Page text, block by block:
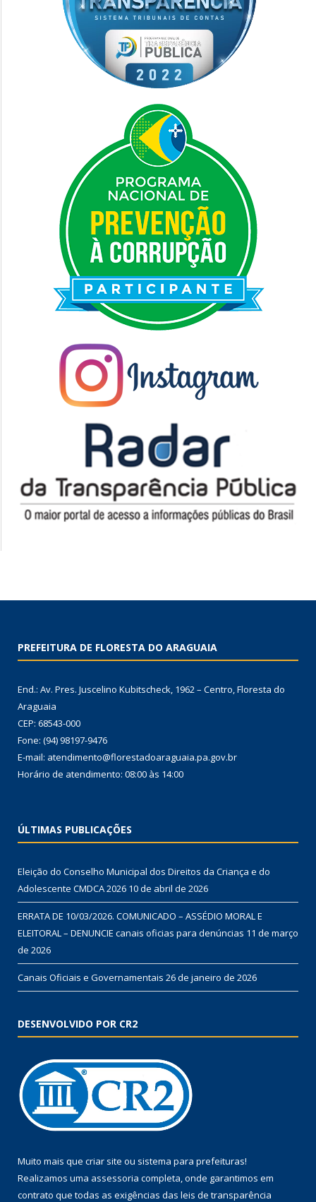
PREFEITURA DE FLORESTA DO ARAGUAIA
End.: Av. Pres. Juscelino Kubitscheck, 1962 – Centro, Floresta do
Araguaia
CEP: 68543-000
Fone: (94) 98197-9476
E-mail: atendimento@florestadoaraguaia.pa.gov.br
Horário de atendimento: 08:00 às 14:00
ÚLTIMAS PUBLICAÇÕES
Eleição do Conselho Municipal dos Direitos da Criança e do
Adolescente CMDCA 2026 10 de abril de 2026
ERRATA DE 10/03/2026. COMUNICADO – ASSÉDIO MORAL E
ELEITORAL – DENUNCIE canais oficias para denúncias 11 de março
de 2026
Canais Oficiais e Governamentais 26 de janeiro de 2026
DESENVOLVIDO POR CR2
Muito mais que criar site ou sistema para prefeituras!
Realizamos uma assessoria completa, onde garantimos em
contrato que todas as exigências das leis de transparência